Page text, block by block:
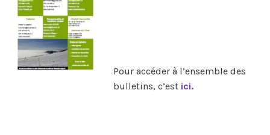
Pour accéder à l’ensemble des
bulletins, c’est ici.